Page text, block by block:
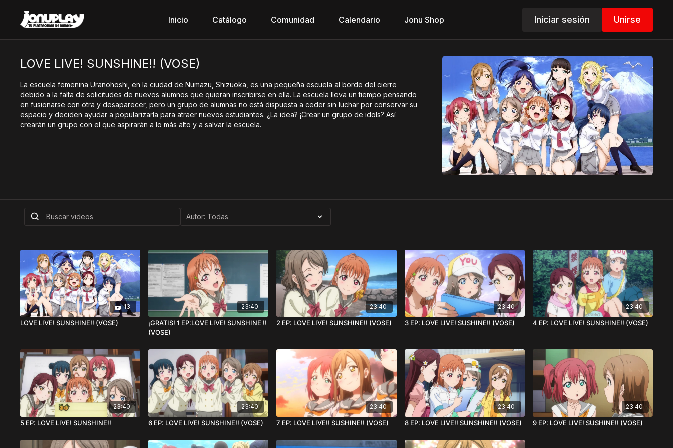
Inicio Catálogo Comunidad Calendario Jonu Shop Iniciar sesión Unirse
LOVE LIVE! SUNSHINE!! (VOSE)
La escuela femenina Uranohoshi, en la ciudad de Numazu, Shizuoka, es una pequeña escuela al borde del cierre
debido a la falta de solicitudes de nuevos alumnos que quieran inscribirse en ella. La escuela lleva un tiempo pensando
en fusionarse con otra y desaparecer, pero un grupo de alumnas no está dispuesta a ceder sin luchar por conservar su
espacio y deciden ayudar a popularizarla para atraer nuevos estudiantes. ¿La idea? ¡Crear un grupo de idols? Así
crearán un grupo con el que aspirarán a lo más alto y a salvar la escuela.
13
LOVE LIVE! SUNSHINE!! (VOSE)
23:40
¡GRATIS! 1 EP:LOVE LIVE! SUNSHINE !!
(VOSE)
23:40
2 EP: LOVE LIVE! SUNSHINE!! (VOSE)
23:40
3 EP: LOVE LIVE! SUSHINE!! (VOSE)
23:40
4 EP: LOVE LIVE! SUNSHINE!! (VOSE)
23:40
5 EP: LOVE LIVE! SUNSHINE!!
23:40
6 EP: LOVE LIVE! SUNSHINE!! (VOSE)
23:40
7 EP: LOVE LIVE!! SUSHINE!! (VOSE)
23:40
8 EP: LOVE LIVE!! SUNSHINE!! (VOSE)
23:40
9 EP: LOVE LIVE! SUSHINE!! (VOSE)